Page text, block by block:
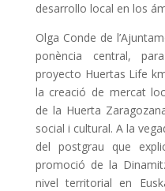
desarrollo local en los
Olga Conde de
ponència central,
proyecto Huertas Life
la creació de mercat
de la Huerta
social i cultural. A la
del postgrau que
promoció de la
nivel territorial en